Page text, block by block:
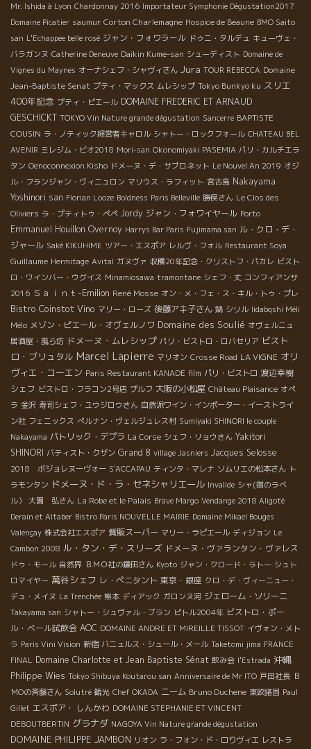
Mr. Ishida à Lyon Chardonnay 2016 Importateur Symphonie Dégustation2017
Domaine Picatier saumur Corton Charlemagne Hospice de Beaune BMO Saito
san L'Echappee belle rosé ジャン・フォワラール ドゥニ・タルデュ キューヴェ・
バラガンヌ Catherine Deneuve Daikin Kume-san シューディスト Domaine de
Vignes du Maynes オーナシェフ・シャヴィさん Jura TOUR REBECCA Domaine
Jean-Baptiste Senat プティ・マックス ムレシップ Tokyo Bunkyo ku スリエ
400年記念 プティ・ピエール DOMAINE FREDERIC ET ARNAUD
GESCHICKT TOKYO Vin Nature grande dégustation Sancerre BAPTISTE
COUSIN ラ・ノティック経営者キャロル シャトー・ロックフォール CHATEAU BEL
AVENIR ミレジム・ビオ2018 Mori-san Okonomiyaki PASEMIA パリ・カルチエラ
タン Oenoconnexion Kisho ドメーヌ・デ・サブロネット Le Nouvel An 2019 オジ
ル・フランジャン・ヴィニュロン マリウス・ラフィット 宮古島 Nakayama
Yoshinori san Florian Looze Boldness Paris Belleville 勝俣さん Le Clos des
Oliviers ラ・プティトゥ・ペペ Jordy ジャン・フォワイヤール Porto
Emmanuel Houillon Overnoy Harrys Bar Paris Fujimama san ル・クロ・デ・
ジャール Saké KIKUHIME ツアー・エスポア レルヴ・フォル Restaurant Soya
Guillaume Hermitage Avital ガヌヴァ 収穫20年記念・クリストフ・パカレ ビスト
ロ・ワインバー・ウグイス Minamiosawa tramontane シェフ・丈 コンフィアンサ
2016 Ｓａｉｎｔ-Emilion René Mosse オン・メ・フェ・ス・キル・トゥ・プレ
Bistro Coinstot Vino マリー・ローズ 後藤アキ子さん 鍋 シリル Iidabqshi Méli
Mélo メゾン・ピエール・オヴェルノワ Domaine des Soulié オヴェルニュ
居酒屋・風ら坊 ドメーヌ・ムレシップ パリ・ビストロ・ロバセリア ビスト
ロ・ブリュタル Marcel Lapierre マリオン Crosse Road LA VIGNE オリ
ヴィエ・コーエン Paris Restaurant KANADE film パリ・ビストロ 渡辺幸樹
シェフ ビストロ・フラコン2号店 プルフ 大阪の小松屋 Château Plaisance オペ
ラ 金沢 寿司シェフ・ユウジロウさん 自然派ワイン・インポーター・イーストライ
ン社 フェニックス ぺルナン・ヴェルジュレス村 Sumiyaki SHINORI le couple
Nakayama パトリック・デプラ La Corse シェフ・リョウさん Yakitori
SHINORI バティスト・クザン Grand 8 village Jasniers Jacques Selosse
2018 ボジョレヌーヴォー S'ACCAPAU ティンタ・マレナ ソムリエの松本さん ト
ラモンタン ドメーヌ・ド・ラ・セネシャリエール Invalide シャ(猫のラベ
ル）
大園 弘さん La Robe et le Palais Brave Margo Vendange 2018 Aligoté
Derain et Altaber Bistro Paris NOUVELLE MAIRIE Domaine Mikael Bouges
Valençay 株式会社エスポア 質販スーパー マリー・ラピエール ディジョン Le
Cambon 2008 ル・タン・デ・スリーズ ドメーヌ・ヴァランタン・ヴァレス
ドゥ・モール 自然界 ＢＭＯ社の鎌田さん Kyoto ジャン・クロード・ラトー シュト
ロマイヤー 萬谷シェフ レ・ぺニタント 東京・銀座 クロ・デ・ヴィーニュー・
デュ・メイヌ La Trenchée 熊本 ディアック ガロンヌ河 ジェローム・ソリーニ
Takayama san シャトー・シュヴァル・ブラン ピトル2004年 ビストロ・ポー
ル・ベール試飲会 AOC DOMAINE ANDRE ET MIREILLE TISSOT イヴォン・メト
ラ Paris Vini Vision 新宿 バニュルス・シュール・メール Taketomi jima FRANCE
FINAL Domaine Charlotte et Jean Baptiste Sénat 飲み会 l'Estrada 沖縄
Philippe Wies Tokyo Shibuya Koutarou san Anniversaire de Mr ITO 戸田社長 Ｂ
ＭОの斉藤さん Solutré 観光 Chef OKADA ニーム Bruno Duchene 東欧諸国 Paul
Gillet エスポア・ しんかわ DOMAINE STEPHANIE ET VINCENT
DEBOUTBERTIN グラナダ NAGOYA Vin Nature grande dégustation
DOMAINE PHILIPPE JAMBON リオン ラ・フォン・ド・ロりヴィエ レストラ